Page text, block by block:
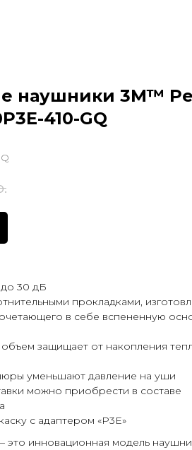
наушники 3M™
410-GQ
30 дБ
прокладками,
в себе вспененную
защищает от накопления
уменьшают давление на уши
можно приобрести в составе
с адаптером «P3E»
инновационная модель